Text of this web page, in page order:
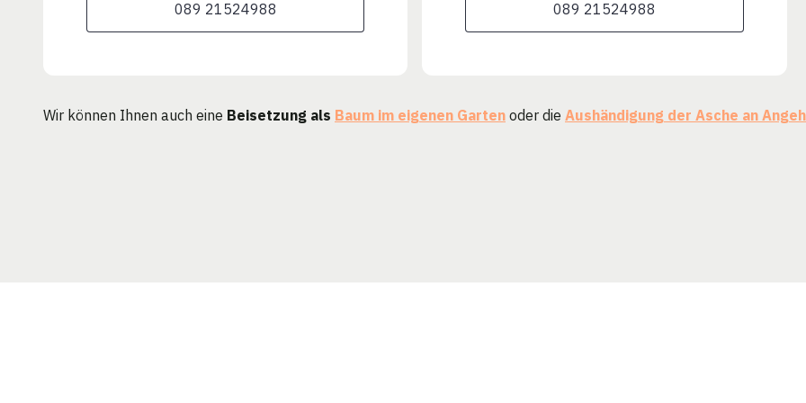
089 21524988 089 21524988
Wir können Ihnen auch eine Beisetzung als Baum im eigenen Garten oder die Aushändigung der Asche an